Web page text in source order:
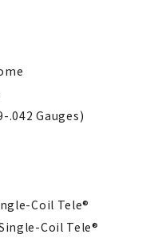
.042 Gauges)
Coil Tele®
Single-Coil Tele®